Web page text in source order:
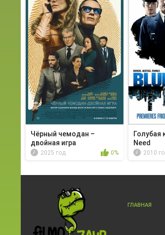
Чёрный чемодан –
двойная игра
2025 год 0%
Голубая
Need
2010
ГЛАВНАЯ